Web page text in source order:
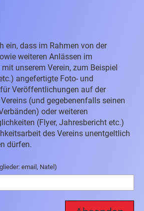
ein, dass im Rahmen von der
weiteren Anlässen im
unserem Verein, zum Beispiel
angefertigte Foto- und
Veröffentlichungen auf der
(und gegebenenfalls seinen
oder weiteren
(Flyer, Jahresbericht etc.)
des Vereins unentgeltlich
dürfen.
email, Natel)